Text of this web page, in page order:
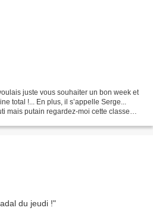
juste vous souhaiter un bon week et
total !... En plus, il s’appelle Serge...
mais putain regardez-moi cette classe